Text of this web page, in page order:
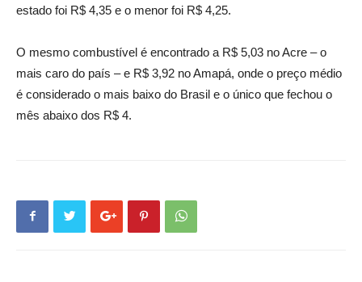
estado foi R$ 4,35 e o menor foi R$ 4,25.
O mesmo combustível é encontrado a R$ 5,03 no Acre – o
mais caro do país – e R$ 3,92 no Amapá, onde o preço médio
é considerado o mais baixo do Brasil e o único que fechou o
mês abaixo dos R$ 4.